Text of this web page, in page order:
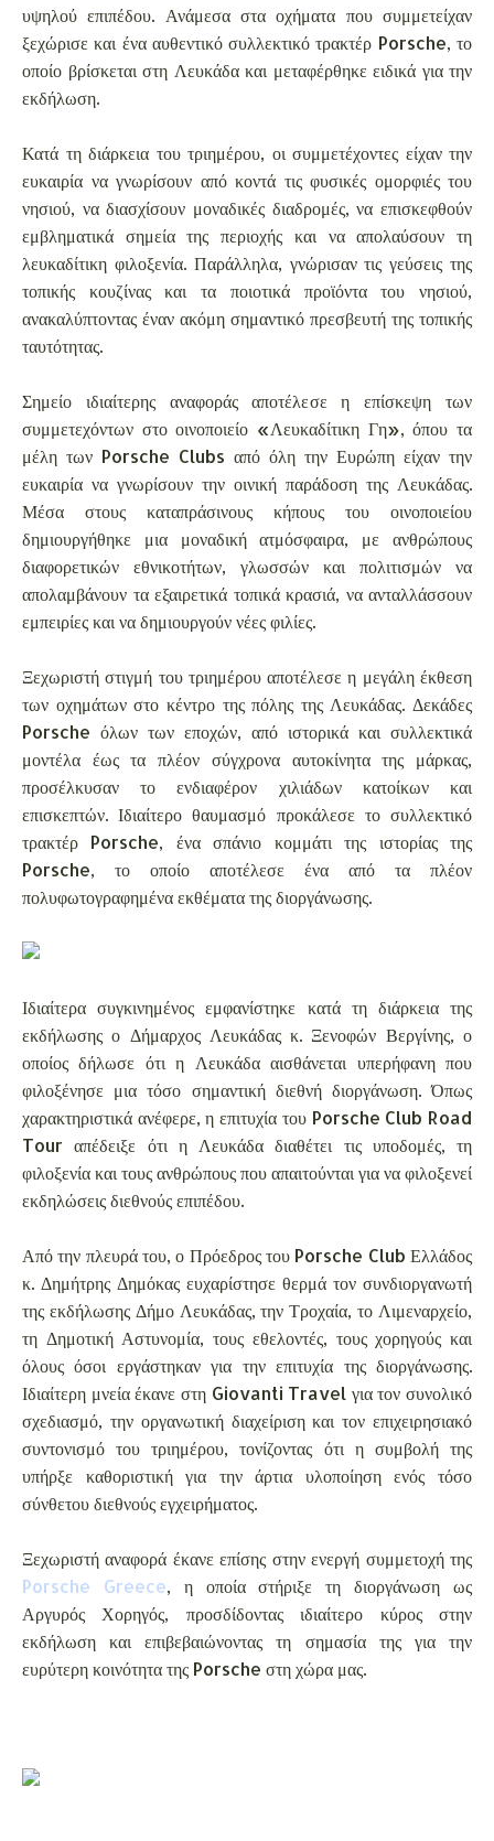
υψηλού επιπέδου. Ανάμεσα στα οχήματα που συμμετείχαν
ξεχώρισε και ένα αυθεντικό συλλεκτικό τρακτέρ Porsche, το
οποίο βρίσκεται στη Λευκάδα και μεταφέρθηκε ειδικά για την
εκδήλωση.
Κατά τη διάρκεια του τριημέρου, οι συμμετέχοντες είχαν την
ευκαιρία να γνωρίσουν από κοντά τις φυσικές ομορφιές του
νησιού, να διασχίσουν μοναδικές διαδρομές, να επισκεφθούν
εμβληματικά σημεία της περιοχής και να απολαύσουν τη
λευκαδίτικη φιλοξενία. Παράλληλα, γνώρισαν τις γεύσεις της
τοπικής κουζίνας και τα ποιοτικά προϊόντα του νησιού,
ανακαλύπτοντας έναν ακόμη σημαντικό πρεσβευτή της τοπικής
ταυτότητας.
Σημείο ιδιαίτερης αναφοράς αποτέλεσε η επίσκεψη των
συμμετεχόντων στο οινοποιείο «Λευκαδίτικη Γη», όπου τα
μέλη των Porsche Clubs από όλη την Ευρώπη είχαν την
ευκαιρία να γνωρίσουν την οινική παράδοση της Λευκάδας.
Μέσα στους καταπράσινους κήπους του οινοποιείου
δημιουργήθηκε μια μοναδική ατμόσφαιρα, με ανθρώπους
διαφορετικών εθνικοτήτων, γλωσσών και πολιτισμών να
απολαμβάνουν τα εξαιρετικά τοπικά κρασιά, να ανταλλάσσουν
εμπειρίες και να δημιουργούν νέες φιλίες.
Ξεχωριστή στιγμή του τριημέρου αποτέλεσε η μεγάλη έκθεση
των οχημάτων στο κέντρο της πόλης της Λευκάδας. Δεκάδες
Porsche όλων των εποχών, από ιστορικά και συλλεκτικά
μοντέλα έως τα πλέον σύγχρονα αυτοκίνητα της μάρκας,
προσέλκυσαν το ενδιαφέρον χιλιάδων κατοίκων και
επισκεπτών. Ιδιαίτερο θαυμασμό προκάλεσε το συλλεκτικό
τρακτέρ Porsche, ένα σπάνιο κομμάτι της ιστορίας της
Porsche, το οποίο αποτέλεσε ένα από τα πλέον
πολυφωτογραφημένα εκθέματα της διοργάνωσης.
Ιδιαίτερα συγκινημένος εμφανίστηκε κατά τη διάρκεια της
εκδήλωσης ο Δήμαρχος Λευκάδας κ. Ξενοφών Βεργίνης, ο
οποίος δήλωσε ότι η Λευκάδα αισθάνεται υπερήφανη που
φιλοξένησε μια τόσο σημαντική διεθνή διοργάνωση. Όπως
χαρακτηριστικά ανέφερε, η επιτυχία του Porsche Club Road
Tour απέδειξε ότι η Λευκάδα διαθέτει τις υποδομές, τη
φιλοξενία και τους ανθρώπους που απαιτούνται για να φιλοξενεί
εκδηλώσεις διεθνούς επιπέδου.
Από την πλευρά του, ο Πρόεδρος του Porsche Club Ελλάδος
κ. Δημήτρης Δημόκας ευχαρίστησε θερμά τον συνδιοργανωτή
της εκδήλωσης Δήμο Λευκάδας, την Τροχαία, το Λιμεναρχείο,
τη Δημοτική Αστυνομία, τους εθελοντές, τους χορηγούς και
όλους όσοι εργάστηκαν για την επιτυχία της διοργάνωσης.
Ιδιαίτερη μνεία έκανε στη Giovanti Travel για τον συνολικό
σχεδιασμό, την οργανωτική διαχείριση και τον επιχειρησιακό
συντονισμό του τριημέρου, τονίζοντας ότι η συμβολή της
υπήρξε καθοριστική για την άρτια υλοποίηση ενός τόσο
σύνθετου διεθνούς εγχειρήματος.
Ξεχωριστή αναφορά έκανε επίσης στην ενεργή συμμετοχή της
Porsche Greece, η οποία στήριξε τη διοργάνωση ως
Αργυρός Χορηγός, προσδίδοντας ιδιαίτερο κύρος στην
εκδήλωση και επιβεβαιώνοντας τη σημασία της για την
ευρύτερη κοινότητα της Porsche στη χώρα μας.